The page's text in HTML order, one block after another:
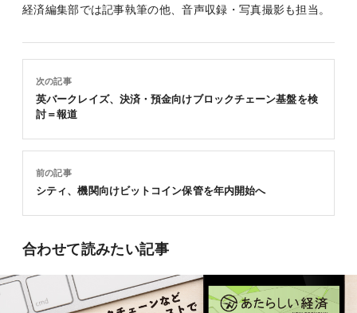
経済編集部では記事執筆の他、音声収録・写真撮影も担当。
前の記事
シティ、機関向けビットコイン保管を年内開始へ
次の記事
英バークレイズ、決済・預金向けブロックチェーン基盤を検
討＝報道
合わせて読みたい記事